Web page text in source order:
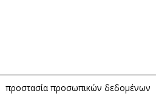
προστασία προσωπικών δεδομένων